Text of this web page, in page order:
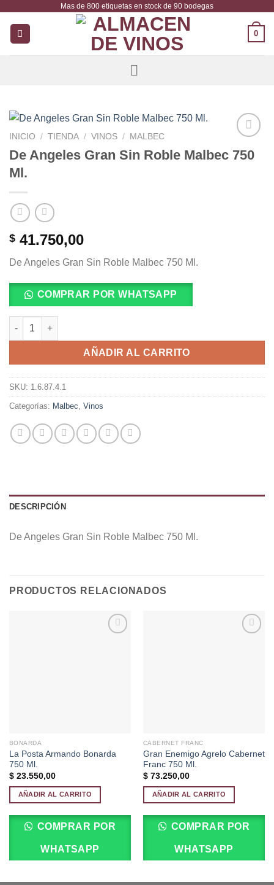
contenido
Mas de 800 etiquetas en stock de 90 bodegas
0
Añadir
a la
INICIO / TIENDA / VINOS / MALBEC
De Angeles Gran Sin Roble Malbec 750
Ml.
$ 41.750,00
De Angeles Gran Sin Roble Malbec 750 Ml.
COMPRAR POR WHATSAPP
De Angeles Gran Sin Roble Malbec 750 Ml. cantidad
AÑADIR AL CARRITO
SKU: 1.6.87.4.1
Categorías: Malbec Vinos
DESCRIPCIÓN
De Angeles Gran Sin Roble Malbec 750 Ml.
PRODUCTOS RELACIONADOS
BONARDA
La Posta Armando Bonarda
750 Ml.
$23.550,00
AÑADIR AL CARRITO
COMPRAR POR
WHATSAPP
CABERNET FRANC
Gran Enemigo Agrelo Cabernet
Franc 750 Ml.
$73.250,00
AÑADIR AL CARRITO
COMPRAR POR
WHATSAPP